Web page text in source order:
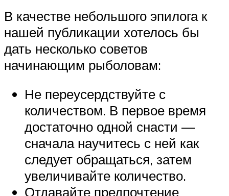
В качестве небольшого эпилога к
нашей публикации хотелось бы
дать несколько советов
начинающим рыболовам:
Не переусердствуйте с
количеством. В первое время
достаточно одной снасти —
сначала научитесь с ней как
следует обращаться, затем
увеличивайте количество.
Отдавайте предпочтение